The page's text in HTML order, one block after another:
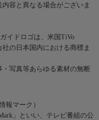
容と異なる場合がございま
イドロゴは、米国TiVo
の日本国内における商標ま
写真等あらゆる素材の無断
報マーク）
」といい、テレビ番組の公